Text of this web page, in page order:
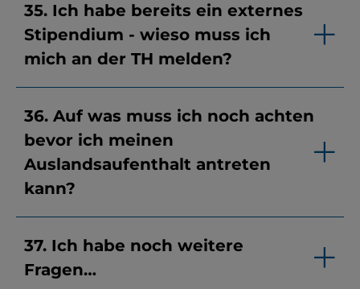
35. Ich habe bereits ein externes
Stipendium - wieso muss ich
mich an der TH melden?
36. Auf was muss ich noch achten
bevor ich meinen
Auslandsaufenthalt antreten
kann?
37. Ich habe noch weitere
Fragen…